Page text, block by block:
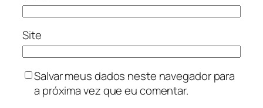
Site
Salvar meus dados neste navegador para
a próxima vez que eu comentar.